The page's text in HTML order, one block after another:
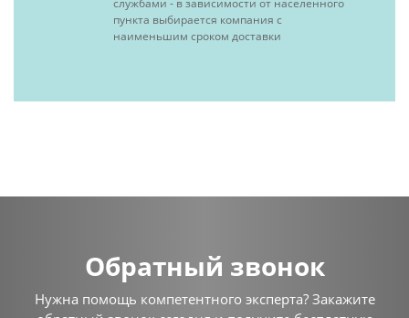
службами - в зависимости от населенного
пункта выбирается компания с
наименьшим сроком доставки
Обратный звонок
Нужна помощь компетентного эксперта? Закажите